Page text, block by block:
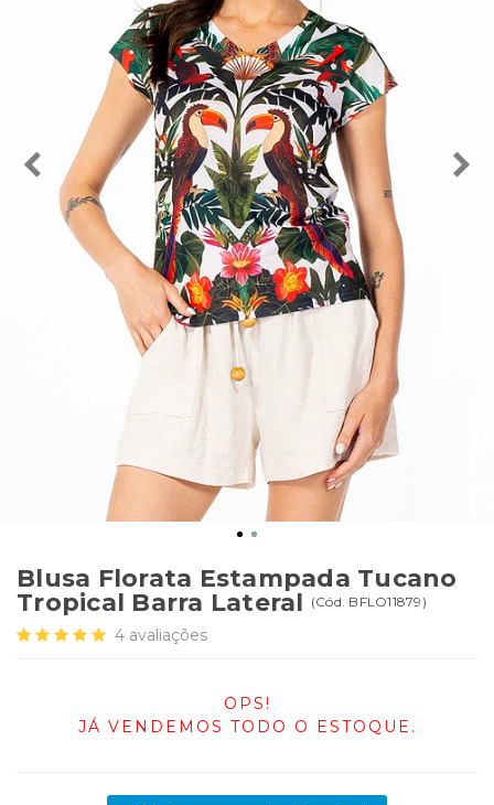
Blusa Florata Estampada Tucano
Tropical Barra Lateral (Cód. BFLO11879 )
4 avaliações
OPS!
JÁ VENDEMOS TODO O ESTOQUE.